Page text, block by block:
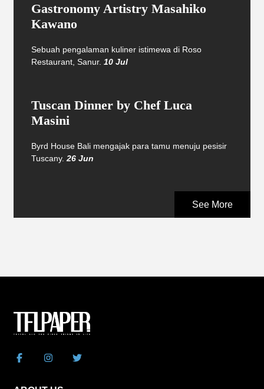
Gastronomy Artistry Masahiko
Kawano
Sebuah pengalaman kuliner istimewa di Roso
Restaurant, Sanur. 10 Jul
Tuscan Dinner by Chef Luca
Masini
Byrd House Bali mengajak para tamu menuju pesisir
Tuscany. 26 Jun
See More